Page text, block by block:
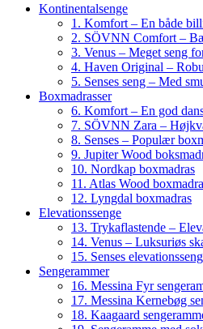
Kontinentalsenge
1. Komfort – En både
2. SÖVNN Comfort –
3. Venus – Meget seng
4. Haven Original –
5. Senses seng – Med
Boxmadrasser
6. Komfort – En god
7. SÖVNN Zara –
8. Senses – Populær
9. Jupiter Wood
10. Nordkap boxmadras
11. Atlas Wood
12. Lyngdal boxmadras
Elevationssenge
13. Trykaflastende –
14. Venus – Luksuriøs
15. Senses elevationsseng
Sengerammer
16. Messina Fyr
17. Messina Kernebøg
18. Kaagaard